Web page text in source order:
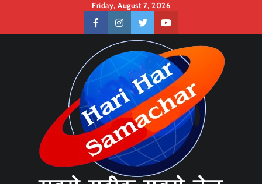
content
Friday, August 7, 2026
facebookinstagramtwitteryoutube